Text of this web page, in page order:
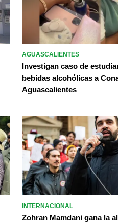
AGUASCALIENTES
Investigan caso de
bebidas alcohólicas a
Aguascalientes
INTERNACIONAL
Zohran Mamdani gana la